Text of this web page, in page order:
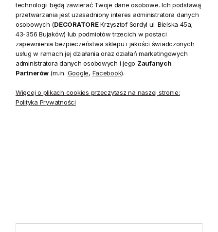
W okresie wakacyjnym od
20 czerwca do 31 sierpnia
2026 r. showroom będzie
zamknięty w soboty. W dni
robocze showroom
pozostaje otwarty bez
POLECANE KATEGORIE
technologii będą zawierać Twoje dane osobowe. Ich podstawą
przetwarzania jest uzasadniony interes administratora danych
osobowych (DECORATOREKrzysztof Sordyl ul. Bielska 45a;
43-356 Bujaków) lub podmiotów trzecich w postaci
zapewnienia bezpieczeństwa sklepu i jakości świadczonych
usług w ramach jej działania oraz działań marketingowych
administratora danych osobowych i jego Zaufanych
Partnerów(m.in. Google, Facebook).
Więcej o plikach cookies przeczytasz na naszej stronie:
Polityka Prywatności